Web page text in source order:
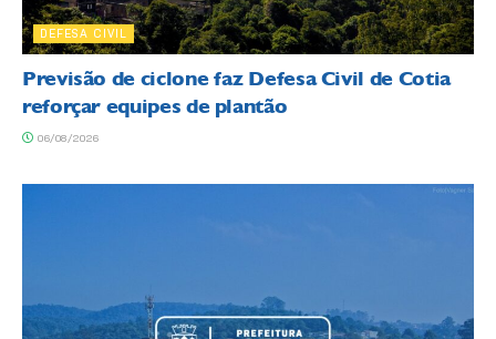
DEFESA CIVIL
Previsão de ciclone faz Defesa Civil de Cotia
reforçar equipes de plantão
06/08/2026